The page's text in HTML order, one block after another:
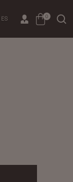
ES 0